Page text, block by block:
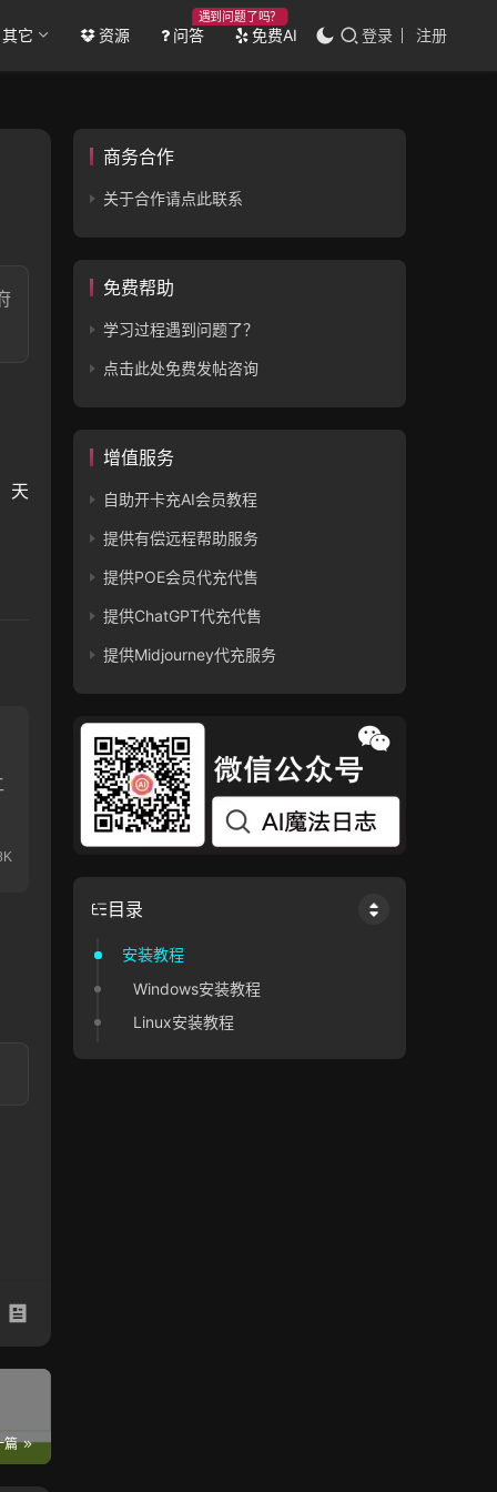
其它 资源 问答
遇到问题了吗？
免费AI 登录 注册
天
篇
商务合作
关于合作请点此联系
免费帮助
学习过程遇到问题了？
点击此处免费发帖咨询
增值服务
自助开卡充AI会员教程
提供有偿远程帮助服务
提供POE会员代充代售
提供ChatGPT代充代售
提供Midjourney代充服务
目录
安装教程
Windows安装教程
Linux安装教程